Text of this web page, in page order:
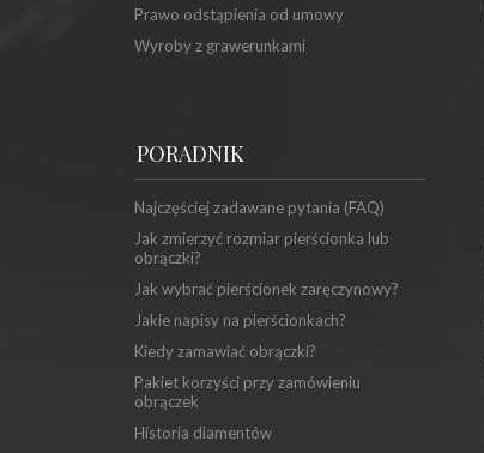
Prawo odstąpienia od umowy
Wyroby z grawerunkami
PORADNIK
Najczęściej zadawane pytania (FAQ)
Jak zmierzyć rozmiar pierścionka lub
obrączki?
Jak wybrać pierścionek zaręczynowy?
Jakie napisy na pierścionkach?
Kiedy zamawiać obrączki?
Pakiet korzyści przy zamówieniu
obrączek
Historia diamentów